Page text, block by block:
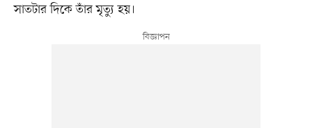
সাতটার দিকে তাঁর মৃত্যু হয়।